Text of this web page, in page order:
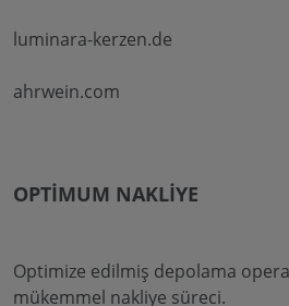
luminara-kerzen.de
ahrwein.com
OPTIMUM NAKLIYE
Optimize edilmiş depolama
mükemmel nakliye süreci.